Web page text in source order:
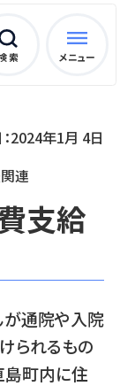
索 メニュー
連
2024年1月 4日
支給
が通院や入院
られるもの
島町内に住